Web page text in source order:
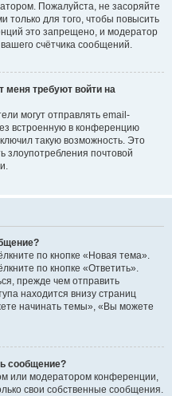
Пожалуйста, не засоряйте
для того, чтобы повысить
это запрещено, и модератор
счётчика сообщений.
меня требуют войти на
могут отправлять email-
встроенную в конференцию
такую возможность. Это
злоупотребления почтовой
по кнопке «Новая тема».
по кнопке «Ответить».
прежде чем отправить
находится внизу страниц
начинать темы», «Вы можете
сообщение?
или модератором конференции,
свои собственные сообщения.